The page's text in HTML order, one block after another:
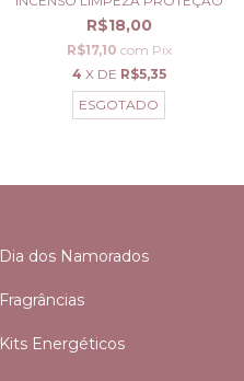
R$18,00
R$17,10 com Pix
4 X DE R$5,35
ESGOTADO
Dia dos Namorados
Fragrâncias
Kits Energéticos